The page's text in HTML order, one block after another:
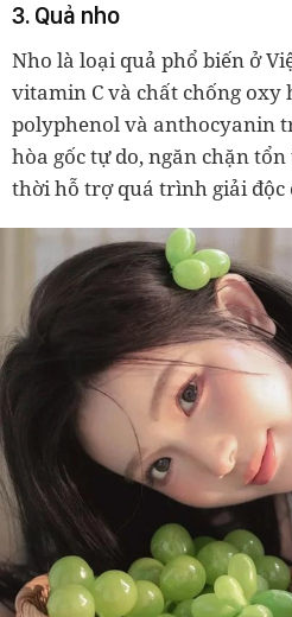
3. Quả nho
Nho là loại quả phổ biến ở
vitamin C và chất chống oxy
polyphenol và anthocyanin
hòa gốc tự do, ngăn chặn
thời hỗ trợ quá trình giải độc